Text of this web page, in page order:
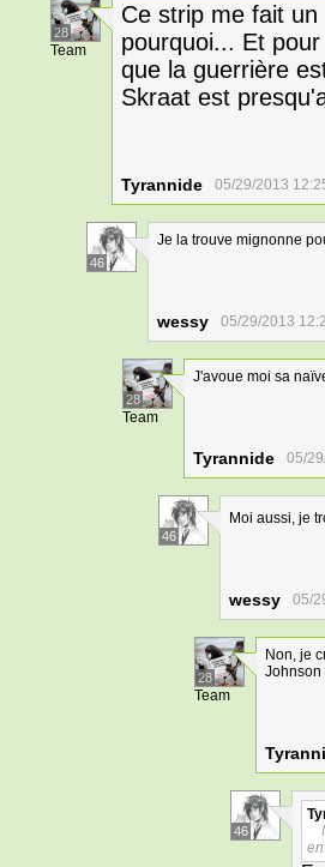
28
Team
Ce strip me fait
pourquoi... Et
que la guerrière
Skraat est
Tyrannide 05/29/2013
46
Je la trouve mignonne
wessy 05/29/2013
28
Team
J'avoue moi sa
Tyrannide 05/
46
Moi aussi, je
wessy 05/
28
Team
Non, je
Johnson
46